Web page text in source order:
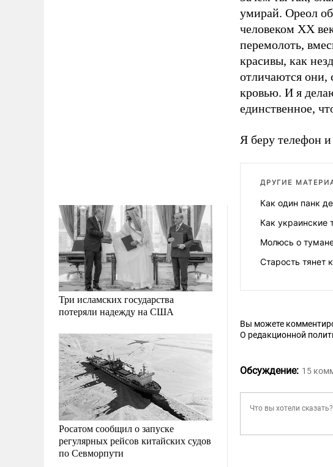
Три исламских государства
потеряли надежду на США
Росатом сообщил о запуске
регулярных рейсов китайских судов
по Севморпути
умирай. Ореол
человеком XX
перемолоть,
красивы, как
отличаются они,
кровью. И я
единственное,
Я беру телефон
ДРУГИЕ
Как один панк
Как украинские
Молюсь о
Старость тянет
Вы можете
О редакционной
Обсуждение: 15